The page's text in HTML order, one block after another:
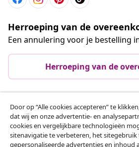
Herroeping van de
Een annulering voor je bestelling
Herroeping van de
Klantenservice
Zakelijk
Door op “Alle cookies accepteren” te
dat wij en onze advertentie- en
cookies en vergelijkbare technologieën
sitenavigatie te verbeteren, het sitegebruik
gepersonaliseerde advertenties en inhoud